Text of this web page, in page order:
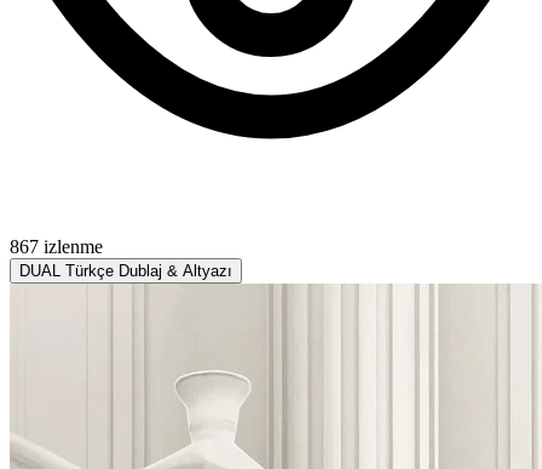
867 izlenme
DUAL Türkçe Dublaj & Altyazı